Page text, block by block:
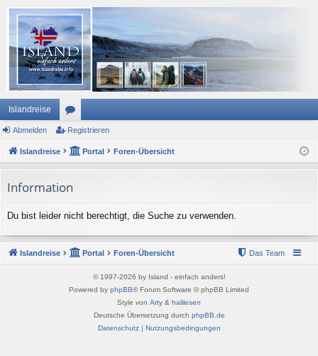
Islandreise
or
en
Abmelden Registrieren
Islandreise Portal Foren-Übersicht
Information
Du bist leider nicht berechtigt, die Suche zu verwenden.
Islandreise Portal Foren-Übersicht Das Team
© 1997-2026 by Island - einfach anders!
Powered by phpBB® Forum Software © phpBB Limited
Style von Arty & halilesen
Deutsche Übersetzung durch phpBB.de
Datenschutz| Nutzungsbedingungen